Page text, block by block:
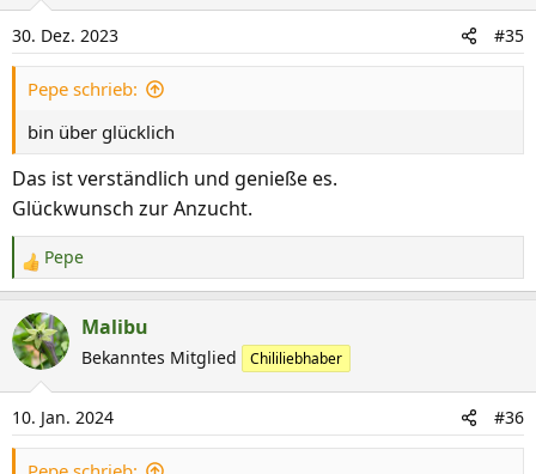
i
o
n
e
n
:
30. Dez. 2023 #35
Pepe schrieb:
bin über glücklich
Das ist verständlich und genieße es.
Glückwunsch zur Anzucht.
R
e
a
k
t
i
o
n
Pepe
Malibu
Bekanntes Mitglied Chililiebhaber
10. Jan. 2024 #36